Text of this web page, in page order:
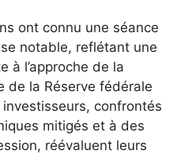
ont connu une séance
notable, reflétant une
à l’approche de la
de la Réserve fédérale
confrontés
mitigés et à des
réévaluent leurs